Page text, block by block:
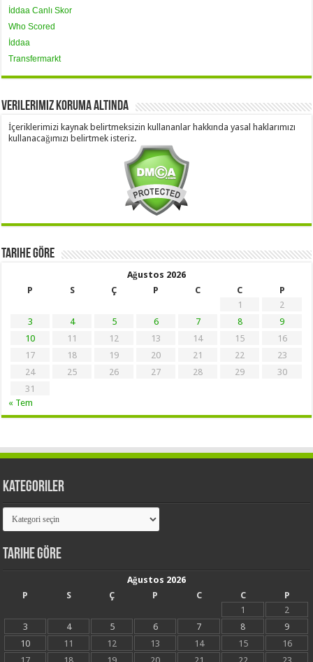
İddaa Canlı Skor
Who Scored
İddaa
Transfermarkt
Verilerimiz Koruma Altında
İçeriklerimizi kaynak belirtmeksizin kullananlar hakkında yasal haklarımızı
kullanacağımızı belirtmek isteriz.
Tarihe Göre
Ağustos 2026
P
S Ç P C C
P
1
2
3
4 5 6 7 8
9
10
11 12 13 14 15
16
17
18 19 20 21 22
23
24
25 26 27 28 29
30
31
« Tem
Kategoriler
Kategoriler
Tarihe Göre
Ağustos 2026
P
S Ç P C C
P
1
2
3
4 5 6 7 8
9
10
11 12 13 14 15
16